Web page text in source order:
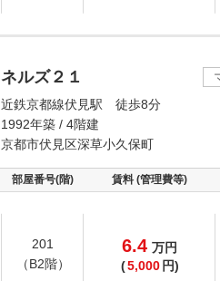
ネルズ２１
近鉄京都線伏見駅 徒歩8分
1992年築 / 4階建
京都市伏見区深草小久保町
部屋番号(階) 賃料 (管理費等)
201
（B2階）
6.4 万円
(5,000 円)